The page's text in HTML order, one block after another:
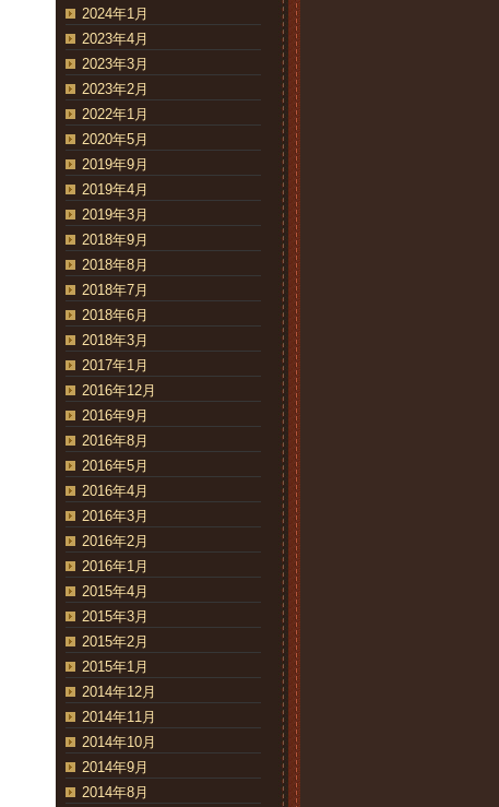
2024年1月
2023年4月
2023年3月
2023年2月
2022年1月
2020年5月
2019年9月
2019年4月
2019年3月
2018年9月
2018年8月
2018年7月
2018年6月
2018年3月
2017年1月
2016年12月
2016年9月
2016年8月
2016年5月
2016年4月
2016年3月
2016年2月
2016年1月
2015年4月
2015年3月
2015年2月
2015年1月
2014年12月
2014年11月
2014年10月
2014年9月
2014年8月